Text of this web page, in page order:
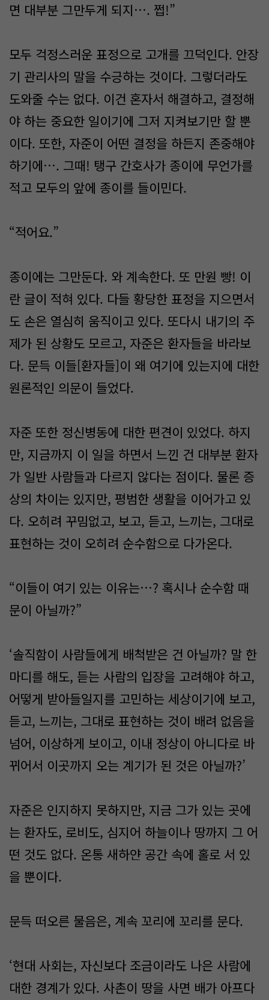
면 대부분 그만두게 되지…. 쩝!”
모두 걱정스러운 표정으로 고개를 끄덕인다. 안장
기 관리사의 말을 수긍하는 것이다. 그렇더라도
도와줄 수는 없다. 이건 혼자서 해결하고, 결정해
야 하는 중요한 일이기에 그저 지켜보기만 할 뿐
이다. 또한, 자준이 어떤 결정을 하든지 존중해야
하기에…. 그때! 탱구 간호사가 종이에 무언가를
적고 모두의 앞에 종이를 들이민다.
“적어요.”
종이에는 그만둔다. 와 계속한다. 또 만원 빵! 이
란 글이 적혀 있다. 다들 황당한 표정을 지으면서
도 손은 열심히 움직이고 있다. 또다시 내기의 주
제가 된 상황도 모르고, 자준은 환자들을 바라보
다. 문득 이들[환자들]이 왜 여기에 있는지에 대한
원론적인 의문이 들었다.
자준 또한 정신병동에 대한 편견이 있었다. 하지
만, 지금까지 이 일을 하면서 느낀 건 대부분 환자
가 일반 사람들과 다르지 않다는 점이다. 물론 증
상의 차이는 있지만, 평범한 생활을 이어가고 있
다. 오히려 꾸밈없고, 보고, 듣고, 느끼는, 그대로
표현하는 것이 오히려 순수함으로 다가온다.
“이들이 여기 있는 이유는…? 혹시나 순수함 때
문이 아닐까?”
‘솔직함이 사람들에게 배척받은 건 아닐까? 말 한
마디를 해도, 듣는 사람의 입장을 고려해야 하고,
어떻게 받아들일지를 고민하는 세상이기에 보고,
듣고, 느끼는, 그대로 표현하는 것이 배려 없음을
넘어, 이상하게 보이고, 이내 정상이 아니다로 바
뀌어서 이곳까지 오는 계기가 된 것은 아닐까?’
자준은 인지하지 못하지만, 지금 그가 있는 곳에
는 환자도, 로비도, 심지어 하늘이나 땅까지 그 어
떤 것도 없다. 온통 새하얀 공간 속에 홀로 서 있
을 뿐이다.
문득 떠오른 물음은, 계속 꼬리에 꼬리를 문다.
‘현대 사회는, 자신보다 조금이라도 나은 사람에
대한 경계가 있다. 사촌이 땅을 사면 배가 아프다